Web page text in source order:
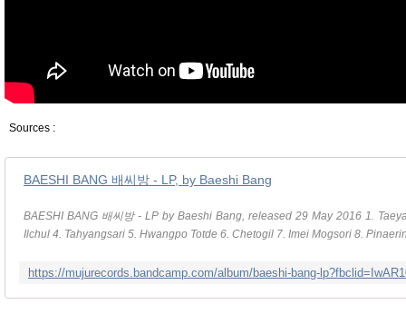
Sources :
BAESHI BANG 배씨방 - LP, by Baeshi Bang
BAESHI BANG 배씨방 - LP by Baeshi Bang, released 29 May 2016 1.
Ilchul 4. Tahyangsari 5. Hwangpo Totde 6. Chetogil 7. Imei Mogsori 8.